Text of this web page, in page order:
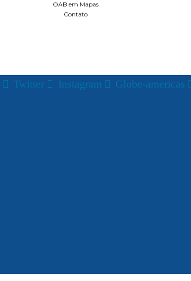
OAB em Mapas
Contato
Twitter Instagram Globe-americas